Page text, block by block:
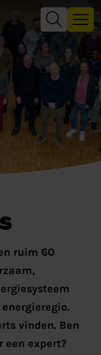
ruim 60
vinden. Ben
een expert?